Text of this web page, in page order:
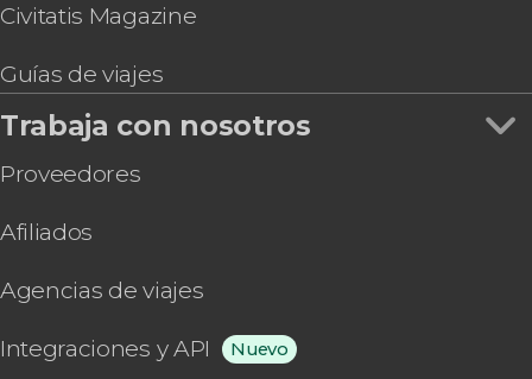
Civitatis Magazine
Guías de viajes
Trabaja con nosotros
Proveedores
Afiliados
Agencias de viajes
Integraciones y API Nuevo